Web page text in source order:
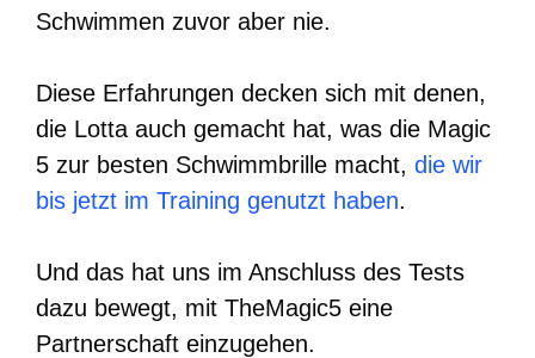
Schwimmen zuvor aber nie.
Diese Erfahrungen decken sich mit denen,
die Lotta auch gemacht hat, was die Magic
5 zur besten Schwimmbrille macht, die wir
bis jetzt im Training genutzt haben.
Und das hat uns im Anschluss des Tests
dazu bewegt, mit TheMagic5 eine
Partnerschaft einzugehen.